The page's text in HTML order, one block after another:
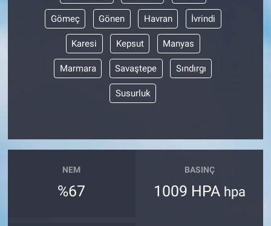
Gömeç Gönen Havran İvrindi
Karesi Kepsut Manyas
Marmara Savaştepe Sındırgı
Susurluk
NEM
%67
BASINÇ
1009 HPA hpa